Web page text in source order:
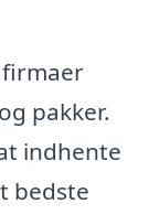
firmaer
pakker.
indhente
bedste